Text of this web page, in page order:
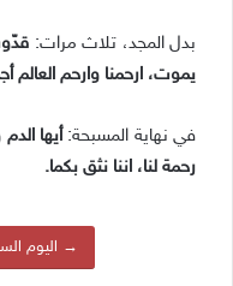
بدل المجد، تلاث مرات:
يموت، ارحمنا وارحم العالم
في نهاية المسبحة: أيها
رحمة لنا، اننا نثق بكما.
→ اليوم